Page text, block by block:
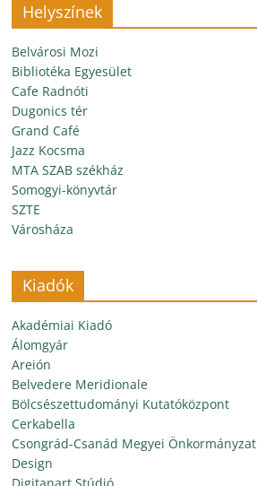
Helyszínek
Belvárosi Mozi
Bibliotéka Egyesület
Cafe Radnóti
Dugonics tér
Grand Café
Jazz Kocsma
MTA SZAB székház
Somogyi-könyvtár
SZTE
Városháza
Kiadók
Akadémiai Kiadó
Álomgyár
Areión
Belvedere Meridionale
Bölcsészettudományi Kutatóközpont
Cerkabella
Csongrád-Csanád Megyei Önkormányzat
Design